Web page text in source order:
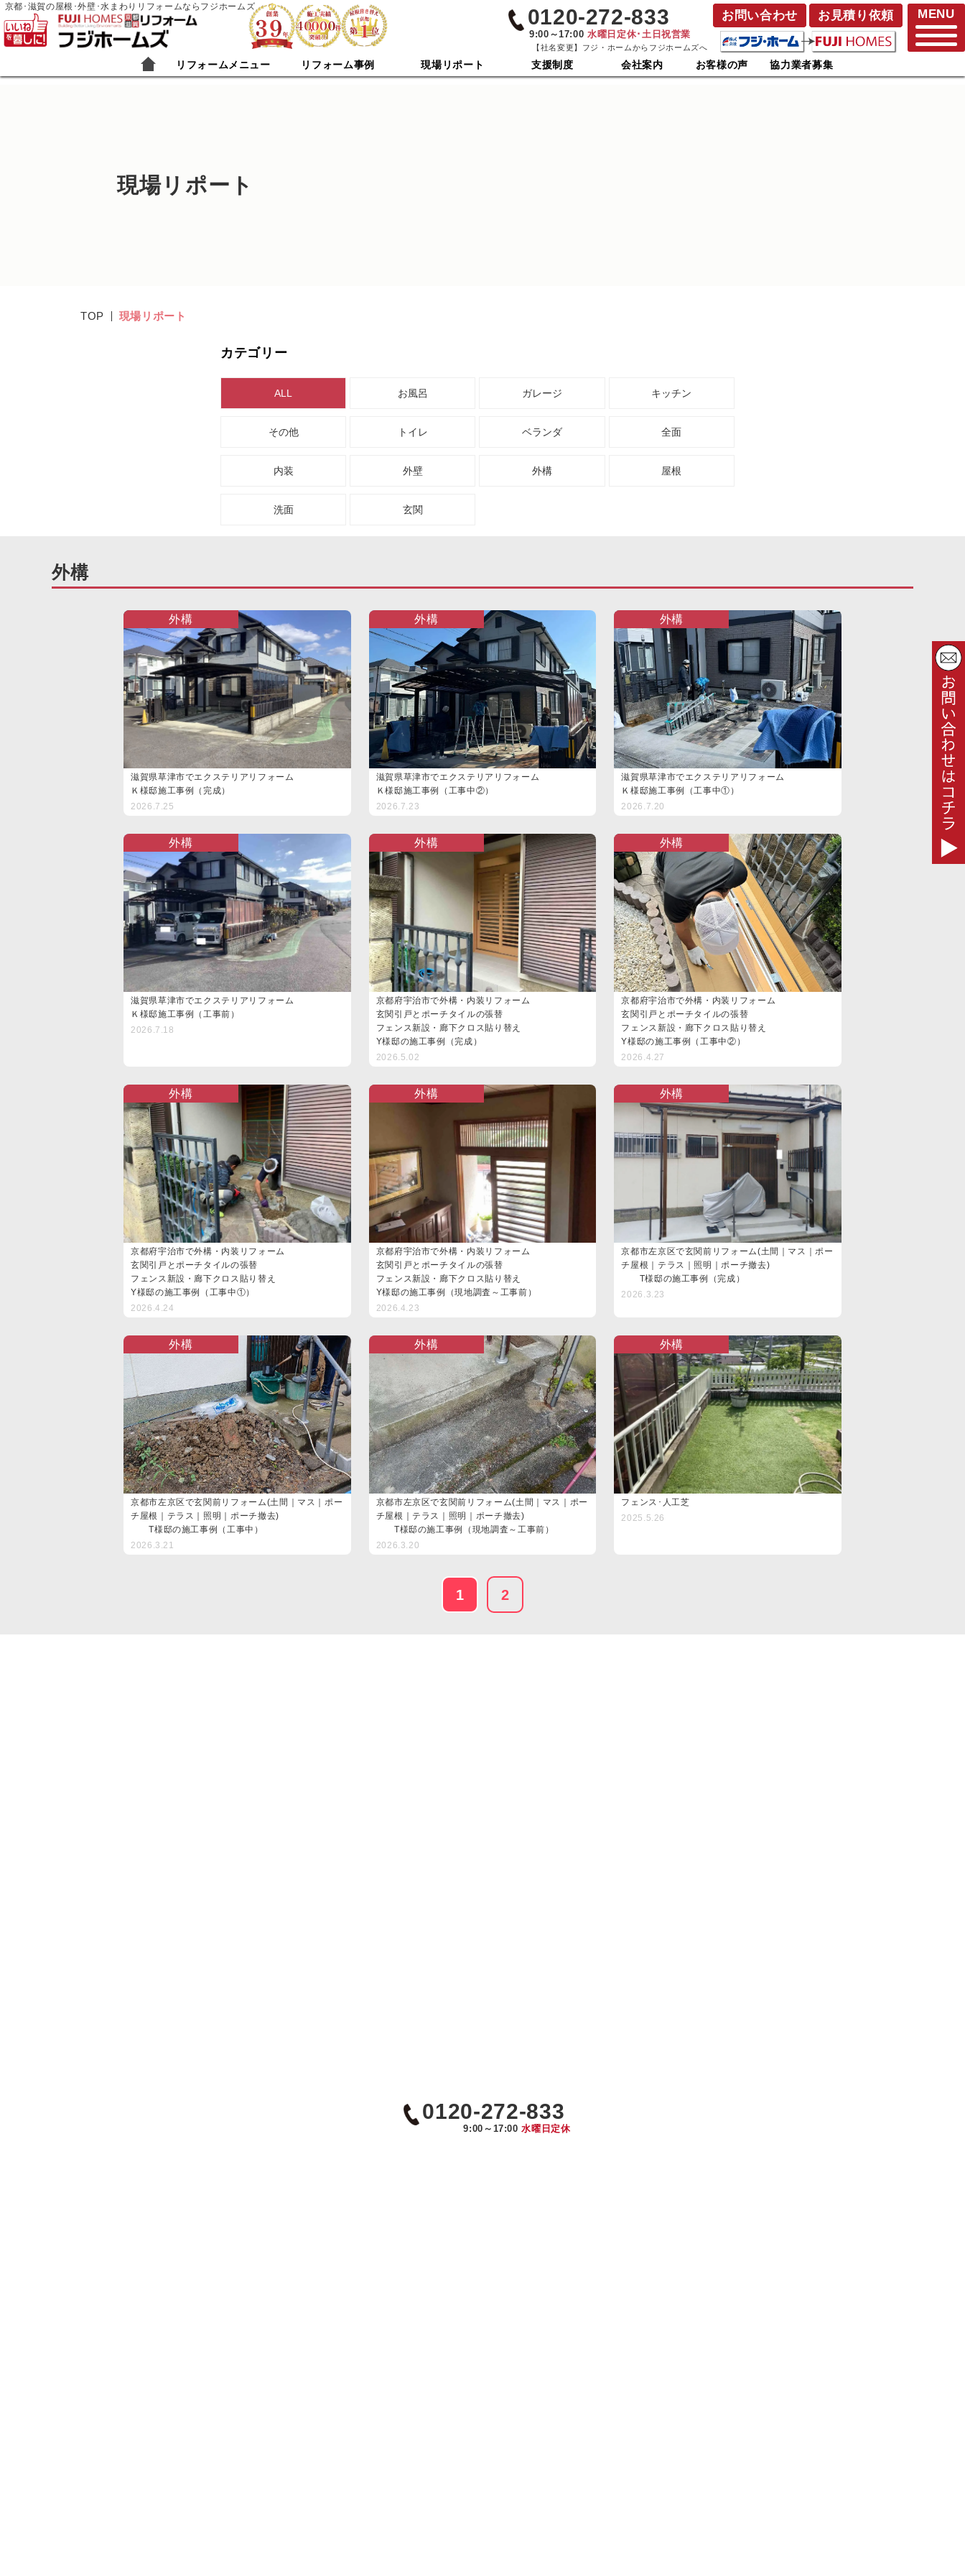
京都･滋賀の屋根･外壁･水まわりリフォームならフジホームズ 0120-272-833
9:00～17:00水曜日定休･土日祝営業
お問い合わせ お見積り依頼
リフォームメニュー リフォーム事例 現場リポート 支援制度 会社案内 お客様の声 協力業者募集
MENU
【社名変更】フジ・ホームからフジホームズへ
現場リポート
TOP 現場リポート
カテゴリー
ALL お風呂 ガレージ キッチン
その他 トイレ ベランダ 全面
内装 外壁 外構 屋根
洗面 玄関
外構
外構
滋賀県草津市でエクステリアリフォーム
Ｋ様邸施工事例（完成）
2026.7.25
外構
滋賀県草津市でエクステリアリフォーム
Ｋ様邸施工事例（工事中②）
2026.7.23
外構
滋賀県草津市でエクステリアリフォーム
Ｋ様邸施工事例（工事中①）
2026.7.20
外構
滋賀県草津市でエクステリアリフォーム
Ｋ様邸施工事例（工事前）
2026.7.18
外構
京都府宇治市で外構・内装リフォーム
玄関引戸とポーチタイルの張替
フェンス新設・廊下クロス貼り替え
Y様邸の施工事例（完成）
2026.5.02
外構
京都府宇治市で外構・内装リフォーム
玄関引戸とポーチタイルの張替
フェンス新設・廊下クロス貼り替え
Y様邸の施工事例（工事中②）
2026.4.27
外構
京都府宇治市で外構・内装リフォーム
玄関引戸とポーチタイルの張替
フェンス新設・廊下クロス貼り替え
Y様邸の施工事例（工事中①）
2026.4.24
外構
京都府宇治市で外構・内装リフォーム
玄関引戸とポーチタイルの張替
フェンス新設・廊下クロス貼り替え
Y様邸の施工事例（現地調査～工事前）
2026.4.23
外構
京都市左京区で玄関前リフォーム(土間｜マス｜ポー
チ屋根｜テラス｜照明｜ポーチ撤去)
T様邸の施工事例（完成）
2026.3.23
外構
京都市左京区で玄関前リフォーム(土間｜マス｜ポー
チ屋根｜テラス｜照明｜ポーチ撤去)
T様邸の施工事例（工事中）
2026.3.21
外構
京都市左京区で玄関前リフォーム(土間｜マス｜ポー
チ屋根｜テラス｜照明｜ポーチ撤去)
T様邸の施工事例（現地調査～工事前）
2026.3.20
外構
フェンス･人工芝
2025.5.26
1 2
0120-272-833
9:00～17:00水曜日定休